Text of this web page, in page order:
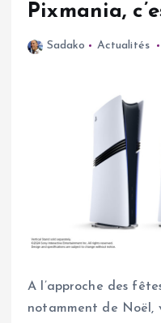
Pixmania,
Sadako Actualités
A l’approche des
notamment de Noël,